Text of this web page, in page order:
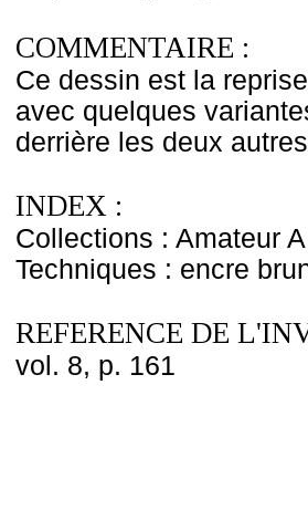
COMMENTAIRE :
Ce dessin est la
avec quelques
derrière les deux
INDEX :
Collections : Amateur
Techniques : encre
REFERENCE DE
vol. 8, p. 161